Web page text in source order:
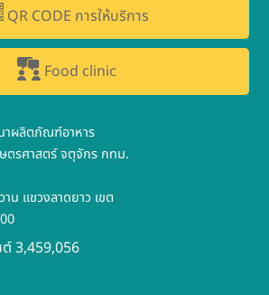
QR CODE การให้บริการ
Food clinic
ผลิตภัณฑ์อาหาร
รศาสตร์ จตุจักร กทม.
น แขวงลาดยาว เขต
ต์ 3,459,056